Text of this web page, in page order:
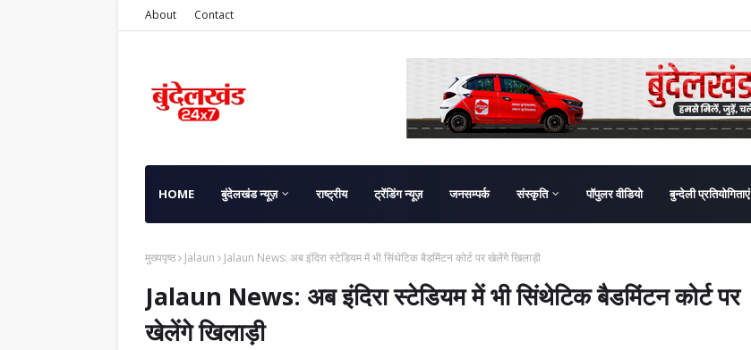
About Contact
HOME बुंदेलखंड न्यूज़ राष्ट्रीय ट्रेंडिंग न्यूज़ जनसम्पर्क संस्कृति पॉपुलर वीडियो बुन्देली प्रतियोगिताएं
मुख्यपृष्ठ Jalaun Jalaun News: अब इंदिरा स्टेडियम में भी सिंथेटिक बैडमिंटन कोर्ट पर खेलेंगे खिलाड़ी
Jalaun News: अब इंदिरा स्टेडियम में भी सिंथेटिक बैडमिंटन कोर्ट पर
खेलेंगे खिलाड़ी